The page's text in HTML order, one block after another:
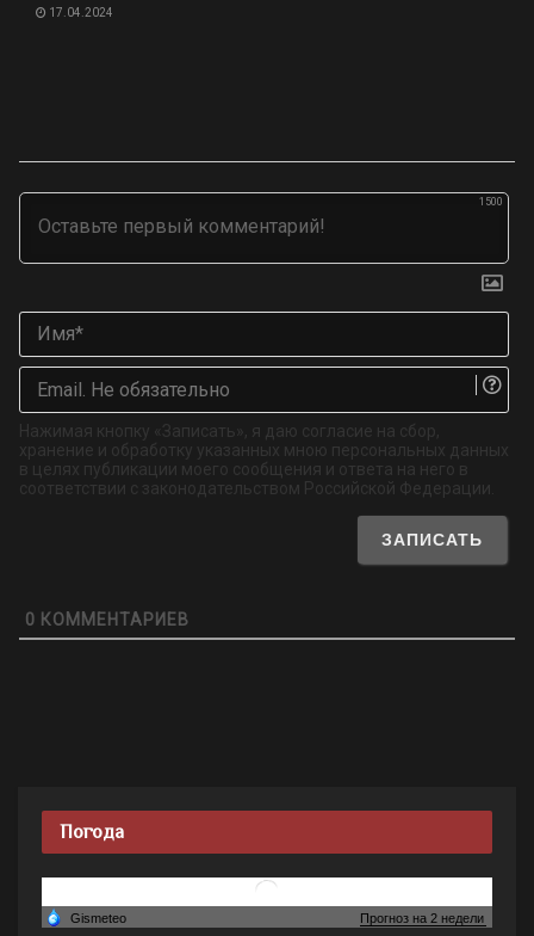
17.04.2024
1500
Нажимая кнопку «Записать», я даю согласие на сбор,
хранение и обработку указанных мною персональных данных
в целях публикации моего сообщения и ответа на него в
соответствии с законодательством Российской Федерации.
0 КОММЕНТАРИЕВ
Погода